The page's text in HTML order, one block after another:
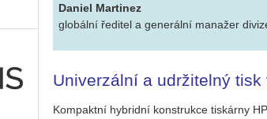
Daniel Martinez
globální ředitel a generální manažer
Univerzální a udržitelný tisk
Kom­pakt­ní hyb­rid­ní kon­struk­ce tis­kár­ny